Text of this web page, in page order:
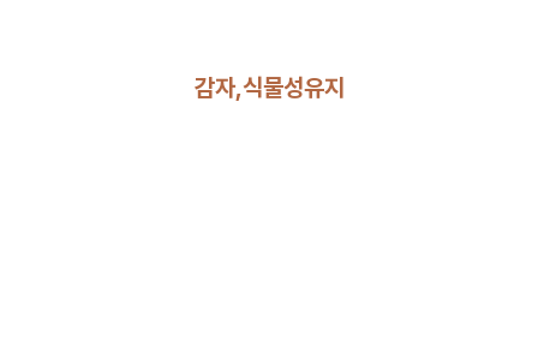
감자,식물성유지